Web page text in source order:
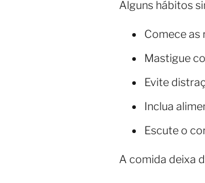
Alguns hábitos
Comece as
Mastigue
Evite
Inclua
Escute o
A comida deixa